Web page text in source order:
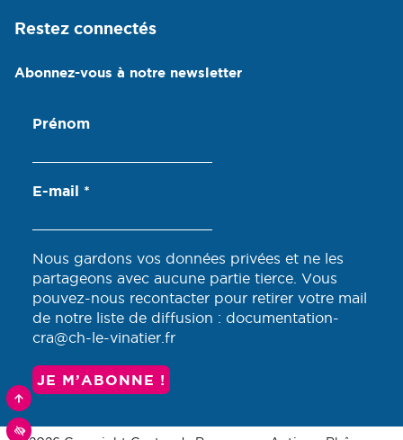
Restez connectés
Abonnez-vous à notre newsletter
Prénom
E-mail *
Nous gardons vos données privées et ne les
partageons avec aucune partie tierce. Vous
pouvez-nous recontacter pour retirer votre mail
de notre liste de diffusion : documentation-
cra@ch-le-vinatier.fr
RETOURNER
VERS
LE
HAUT
DE
MODULE